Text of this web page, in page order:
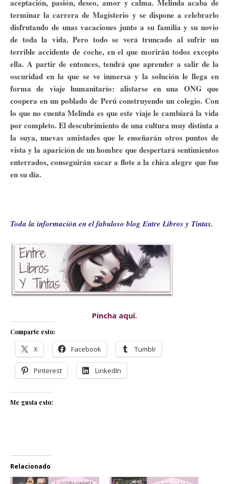
aceptación, pasión, deseo, amor y calma. Melinda acaba de
terminar la carrera de Magisterio y se dispone a celebrarlo
disfrutando de unas vacaciones junto a su familia y su novio
de toda la vida. Pero todo se verá truncado al sufrir un
terrible accidente de coche, en el que morirán todos excepto
ella. A partir de entonces, tendrá que aprender a salir de la
oscuridad en la que se ve inmersa y la solución le llega en
forma de viaje humanitario: alistarse en una ONG que
coopera en un poblado de Perú construyendo un colegio. Con
lo que no cuenta Melinda es que este viaje le cambiará la vida
por completo. El descubrimiento de una cultura muy distinta a
la suya, nuevas amistades que le enseñarán otros puntos de
vista y la aparición de un hombre que despertará sentimientos
enterrados, conseguirán sacar a flote a la chica alegre que fue
en su día.
Toda la información en el fabuloso blog Entre Libros y Tintas.
Pincha aquí.
Comparte esto:
X Facebook Tumblr
Pinterest LinkedIn
Me gusta esto:
Relacionado